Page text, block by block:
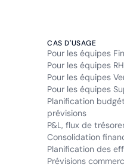
CAS D'USAGE
Pour les équipes
Pour les équipes RH
Pour les équipes
Pour les équipes
Planification
prévisions
P&L, flux de
Consolidation
Planification des
Prévisions